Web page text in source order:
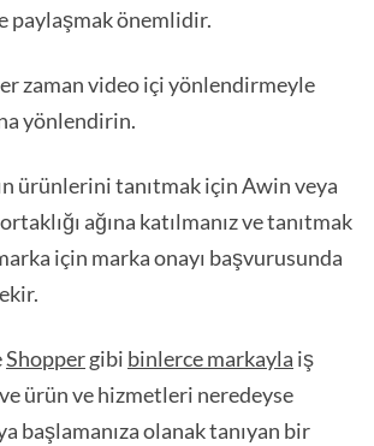
paylaşmak önemlidir.
zaman video içi yönlendirmeyle
yönlendirin.
ürünlerini tanıtmak için Awin veya
ağına katılmanız ve tanıtmak
için marka onayı başvurusunda
Shoppergibi binlerce markayla iş
ürün ve hizmetleri neredeyse
başlamanıza olanak tanıyan bir